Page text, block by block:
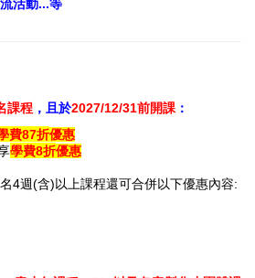
活動...等
課程 ，且於2027/12/31前開課 ：
費87折優惠
學費8折優惠
4週(含)以上課程還可合併以下優惠內容: